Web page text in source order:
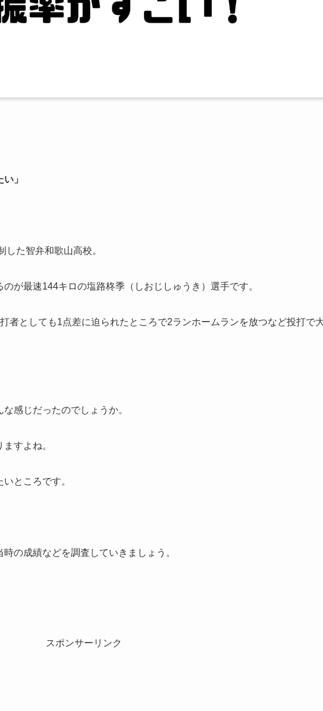
」
た智弁和歌山高校。
が最速144キロの塩路柊季（しおじしゅうき）選手です。
者としても1点差に迫られたところで2ランホームランを放つなど投打で
感じだったのでしょうか。
すよね。
ところです。
の成績などを調査していきましょう。
スポンサーリンク